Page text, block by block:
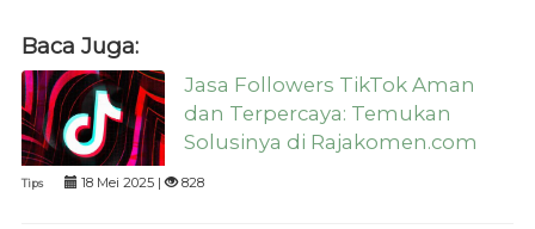
Baca Juga:
Jasa Followers TikTok Aman
dan Terpercaya: Temukan
Solusinya di Rajakomen.com
Tips 18 Mei 2025 | 828